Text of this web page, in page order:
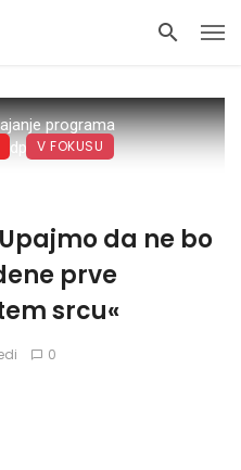
programa
srcu
V FOKUSU
da ne bo
prve
srcu«
0